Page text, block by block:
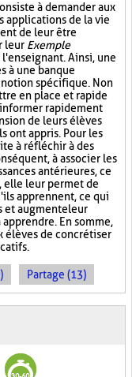
à demander aux
applications de la vie
de leur être
leur Exemple
Ainsi, une
à une banque
spécifique. Non
en place et rapide
rapidement
de leurs élèves
ont appris. Pour les
à réfléchir à des
à associer les
antérieures, ce
elle leur permet de
apprennent, ce qui
et augmente leur
En somme,
de concrétiser
Partage (13)